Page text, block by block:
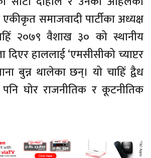
समाजवादी पार्टीका अध्यक्ष
२०७९ वैशाख ३० को स्थानीय
दिएर हाललाई ‘एमसीसीको च्याप्टर
बुन्न थालेका छन्। यो चाहिँ द्वैध
पनि घोर राजनीतिक र कूटनीतिक